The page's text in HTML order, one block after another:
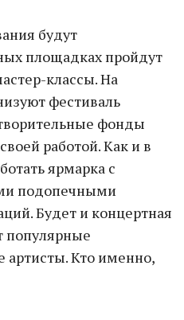
будут
площадках пройдут
классы. На
фестиваль
фонды
работой. Как и в
ярмарка с
подопечными
Будет и концертная
популярные
Кто именно,